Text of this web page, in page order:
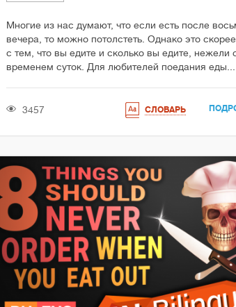
Многие из нас думают, что если есть после
вечера, то можно потолстеть. Однако это
с тем, что вы едите и сколько вы едите, нежели
временем суток. Для любителей поедания еды...
3457 СЛОВАРЬ